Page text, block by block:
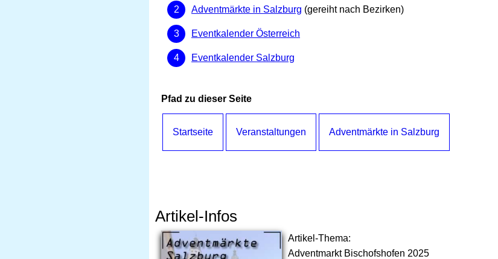
Adventmärkte in Salzburg (gereiht nach Bezirken)
Eventkalender Österreich
Eventkalender Salzburg
Pfad zu dieser Seite
Startseite Veranstaltungen Adventmärkte in Salzburg
Artikel-Infos
Artikel-Thema:
Adventmarkt Bischofshofen 2025